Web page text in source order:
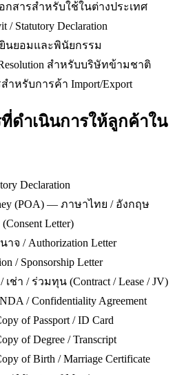
กสารสำหรับใช้ในต่างประเทศ
/ Statutory Declaration
นยอมและพินัยกรรม
สำหรับบริษัทข้ามชาติ
ำหรับการค้า Import/Export
ที่ดำเนินการให้ลูกค้าใน
Declaration
(POA) — ภาษาไทย / อังกฤษ
Letter)
จ / Authorization Letter
/ Sponsorship Letter
า / ร่วมทุน (Contract / Lease / JV)
/ Confidentiality Agreement
of Passport / ID Card
of Degree / Transcript
of Birth / Marriage Certificate